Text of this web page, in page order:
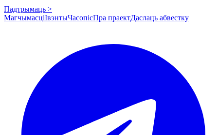
Падтрымаць >
МагчымасціІвэнтыЧасопісПра праектДаслаць абвестку